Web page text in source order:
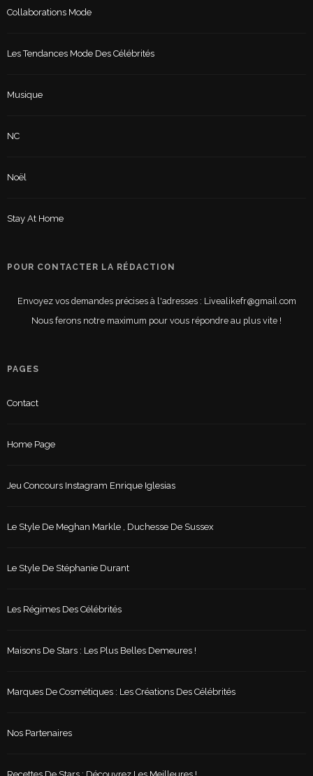
Collaborations Mode
Les Tendances Mode Des Célébrités
Musique
NC
Noël
Stay At Home
POUR CONTACTER LA RÉDACTION
Envoyez vos demandes précises à l'adresses : Livealikefr@gmail.com
Nous ferons notre maximum pour vous répondre au plus vite !
PAGES
Contact
Home Page
Jeu Concours Instagram Enrique Iglesias
Le Style De Meghan Markle , Duchesse De Sussex
Le Style De Stéphanie Durant
Les Régimes Des Célébrités
Maisons De Stars : Les Plus Belles Demeures !
Marques De Cosmétiques : Les Créations Des Célébrités
Nos Partenaires